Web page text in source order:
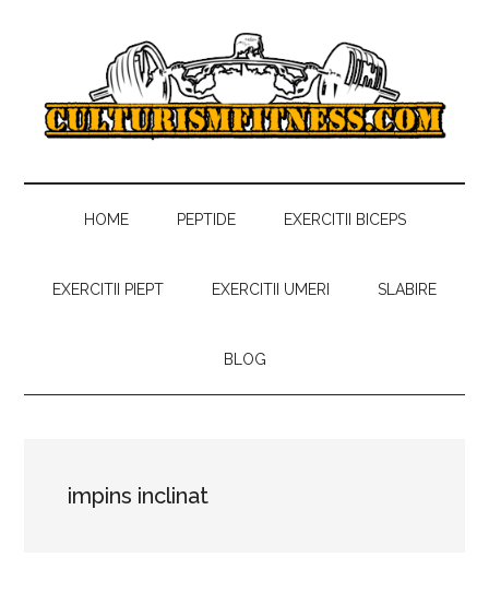
content
sidebar
Culturism
Fitness
alimentar,
fitness
HOME PEPTIDE EXERCITII BICEPS
EXERCITII PIEPT EXERCITII UMERI SLABIRE
BLOG
impins inclinat